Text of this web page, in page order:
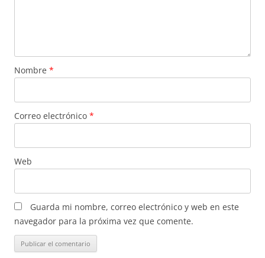
Nombre *
Correo electrónico *
Web
Guarda mi nombre, correo electrónico y web en este
navegador para la próxima vez que comente.